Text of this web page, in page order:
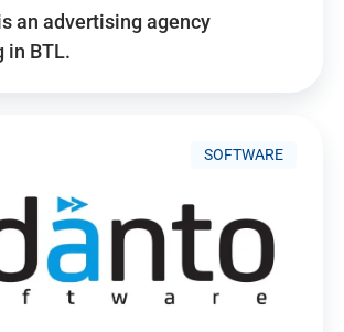
an advertising agency
in BTL.
SOFTWARE